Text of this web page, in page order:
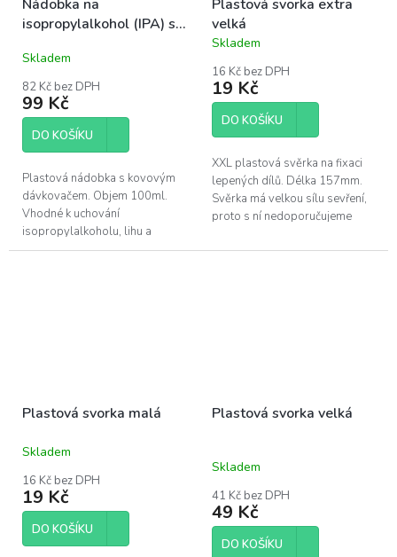
Nádobka na
isopropylalkohol (IPA) s
Skladem
82 Kč bez DPH
99 Kč
DO KOŠÍKU
Plastová nádobka s kovovým
dávkovačem. Objem 100ml.
Vhodné k uchování
isopropylalkoholu, lihu a
podobných tekutin.
Plastová svorka extra
velká
Průměrné
produktu
je
5,0
hvězdiček.
Skladem
16 Kč bez DPH
19 Kč
DO KOŠÍKU
XXL plastová svěrka na fixaci
lepených dílů. Délka 157mm.
Svěrka má velkou sílu sevření,
proto s ní nedoporučujeme
Plastová svorka malá
Průměrné
produktu
je
5,0
Skladem
16 Kč bez DPH
19 Kč
DO KOŠÍKU
Plastová svorka velká
Skladem
41 Kč bez DPH
49 Kč
DO KOŠÍKU